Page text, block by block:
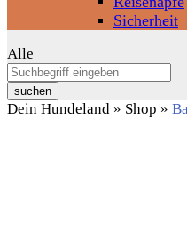
Sicherheit
Alle
suchen
Dein Hundeland » Shop »